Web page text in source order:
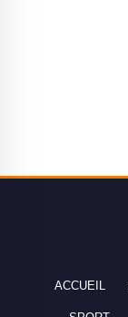
ACCUEIL